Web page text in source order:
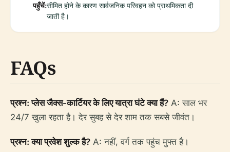
पहुँचें:सीमित होने के कारण सार्वजनिक परिवहन को प्राथमिकता दी
जाती है।
FAQs
प्रश्न: प्लेस जैक्स-कार्टियर के लिए यात्रा घंटे क्या हैं? A: साल भर
24/7 खुला रहता है। देर सुबह से देर शाम तक सबसे जीवंत।
प्रश्न: क्या प्रवेश शुल्क है? A: नहीं, वर्ग तक पहुंच मुफ्त है।